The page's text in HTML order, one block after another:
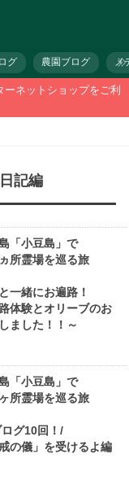
グ 農園ブログ メ
ネットショップをご利
記編
「小豆島」で
所霊場を巡る旅
一緒にお遍路！
体験とオリーブのお
ました！！～
「小豆島」で
所霊場を巡る旅
グ10回！/
の儀」を受けるよ編